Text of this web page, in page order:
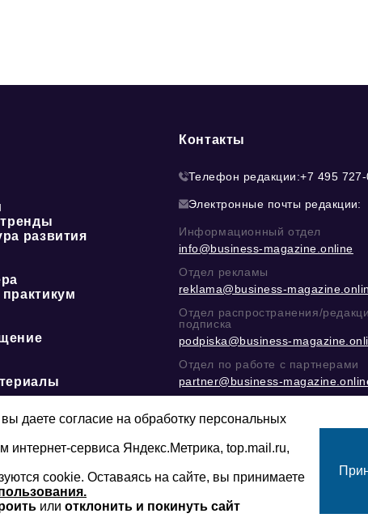
развития
Контакты
Телефон редакции:+7 495
Электронные почты редакции:
Информационный отдел
info@business-magazine.online
Отдел рекламы
reklama@business-
Отдел распространения/
подписка
podpiska@business-
Отдел по работе с партнерами
partner@business-
@mazovилиMAX
16+
Сайт может содержать контент, не
младше 16-ти лет.
даете согласие на обработку персональных
интернет-сервиса Яндекс.Метрика, top.mail.ru,
cookie. Оставаясь на сайте, вы принимаете
или отклонить и покинуть сайт